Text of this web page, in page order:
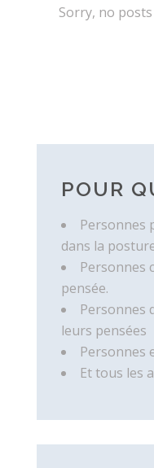
Sorry, no
POUR
Personnes
dans la
Personnes
pensée.
Personnes
leurs pensées
Personnes
Et tous les